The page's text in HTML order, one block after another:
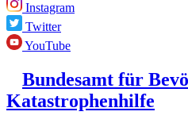
Instagram
Twitter
YouTube
Bundesamt für
Katastrophenhilfe